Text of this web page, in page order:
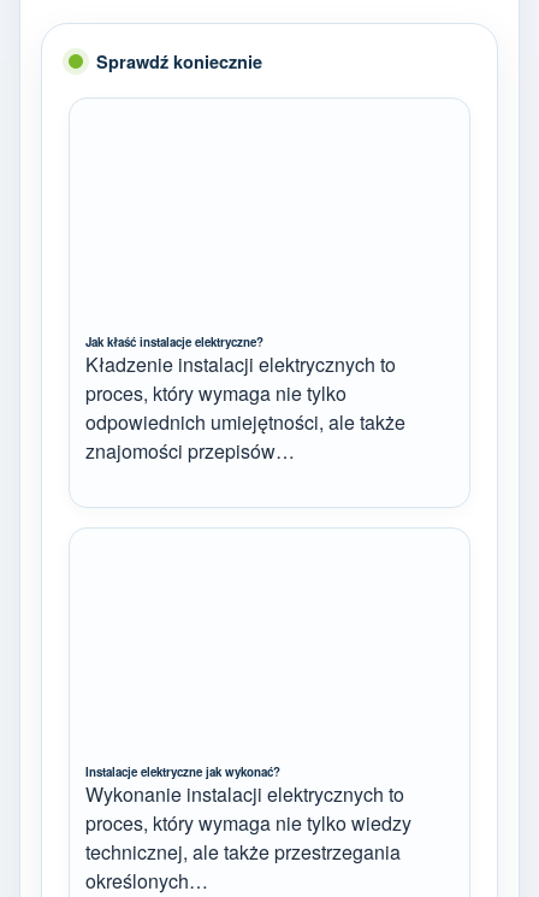
Sprawdź koniecznie
Jak kłaść instalacje elektryczne?
Kładzenie instalacji elektrycznych to
proces, który wymaga nie tylko
odpowiednich umiejętności, ale także
znajomości przepisów…
Instalacje elektryczne jak wykonać?
Wykonanie instalacji elektrycznych to
proces, który wymaga nie tylko wiedzy
technicznej, ale także przestrzegania
określonych…